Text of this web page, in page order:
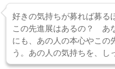
好きの気持ちが募れば募る
この先進展はあるの？ あ
にも、あの人の本心やこの
う。あの人の気持ちを、し